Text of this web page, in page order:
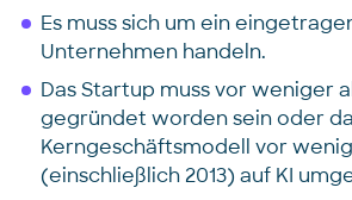
Es muss sich um ein
Unternehmen handeln.
Das Startup muss vor weniger
gegründet worden sein oder
Kerngeschäftsmodell vor
(einschließlich 2013) auf KI